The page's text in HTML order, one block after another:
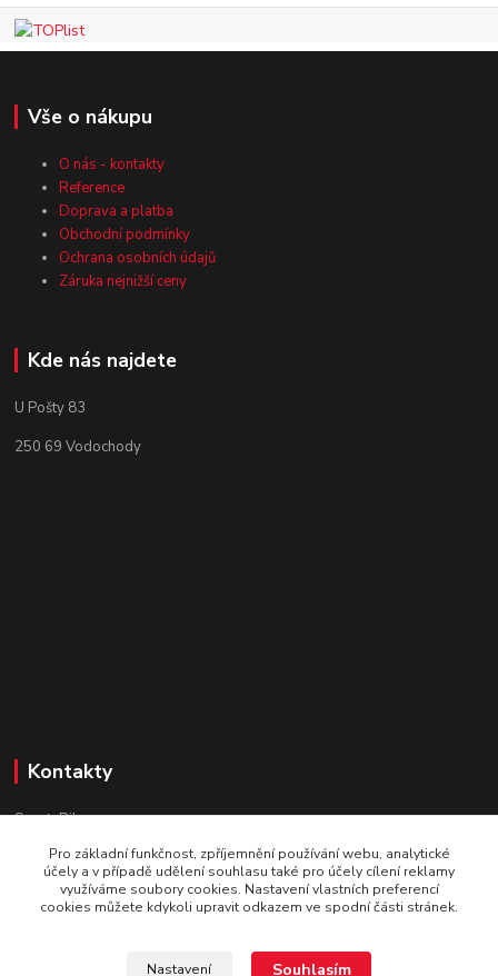
Vše o nákupu
O nás - kontakty
Reference
Doprava a platba
Obchodní podmínky
Ochrana osobních údajů
Záruka nejnižší ceny
Kde nás najdete
U Pošty 83
250 69 Vodochody
Kontakty
SportaBike.cz
U pošty 83
250 69, Vodochody
Pro základní funkčnost, zpříjemnění používání webu, analytické
účely a v případě udělení souhlasu také pro účely cílení reklamy
využíváme soubory cookies. Nastavení vlastních preferencí
cookies můžete kdykoli upravit odkazem ve spodní části stránek.
Nastavení Souhlasím